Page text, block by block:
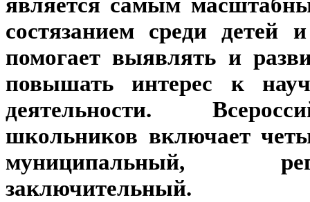
состязанием среди детей
помогает выявлять и
повышать интерес к
деятельности.
школьников включает
муниципальный,
заключительный.